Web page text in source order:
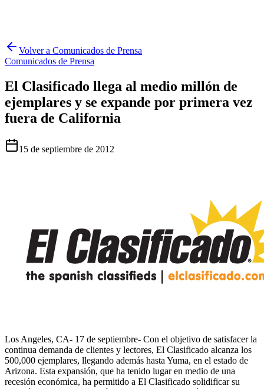
Volver a Comunicados de Prensa
Comunicados de Prensa
El Clasificado llega al medio millón de
ejemplares y se expande por primera vez
fuera de California
15 de septiembre de 2012
Los Angeles, CA- 17 de septiembre- Con el objetivo de satisfacer la
continua demanda de clientes y lectores, El Clasificado alcanza los
500,000 ejemplares, llegando además hasta Yuma, en el estado de
Arizona. Esta expansión, que ha tenido lugar en medio de una
recesión económica, ha permitido a El Clasificado solidificar su